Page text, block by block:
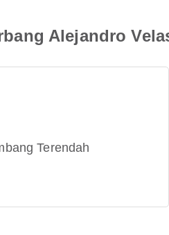
Alejandro
Terendah